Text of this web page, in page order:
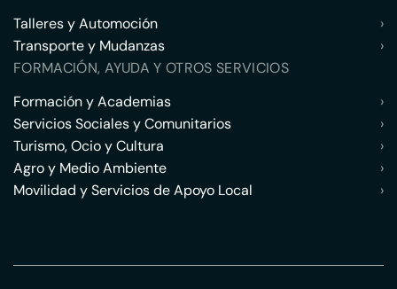
Talleres y Automoción
›
Transporte y Mudanzas
›
FORMACIÓN, AYUDA Y OTROS SERVICIOS
Formación y Academias
›
Servicios Sociales y Comunitarios
›
Turismo, Ocio y Cultura
›
Agro y Medio Ambiente
›
Movilidad y Servicios de Apoyo Local
›